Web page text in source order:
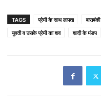
TAGS प्रेमी के साथ लापता बाराबंकी
युवती व उसके प्रेमी का शव
शादी के मंडप